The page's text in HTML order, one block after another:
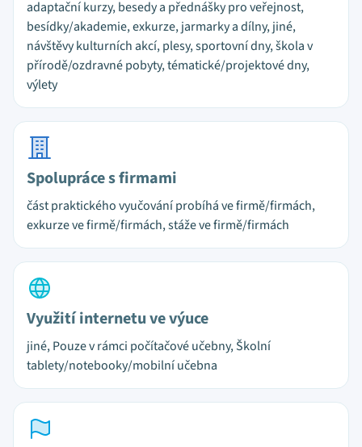
adaptační kurzy, besedy a přednášky pro veřejnost,
besídky/akademie, exkurze, jarmarky a dílny, jiné,
návštěvy kulturních akcí, plesy, sportovní dny, škola v
přírodě/ozdravné pobyty, tématické/projektové dny,
výlety
Spolupráce s firmami
část praktického vyučování probíhá ve firmě/firmách,
exkurze ve firmě/firmách, stáže ve firmě/firmách
Využití internetu ve výuce
jiné, Pouze v rámci počítačové učebny, Školní
tablety/notebooky/mobilní učebna